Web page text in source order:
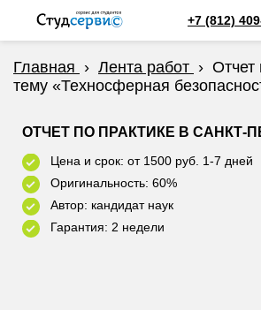
+7 (812)
Главная › Лента работ › Отчет
тему «Техносферная
ОТЧЕТ ПО ПРАКТИКЕ В САНКТ-
Цена и срок: от 1500 руб. 1-7 дней
Оригинальность: 60%
Автор: кандидат наук
Гарантия: 2 недели